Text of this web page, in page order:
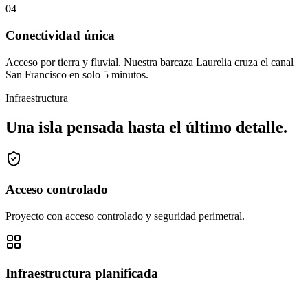
04
Conectividad única
Acceso por tierra y fluvial. Nuestra barcaza Laurelia cruza el canal
San Francisco en solo 5 minutos.
Infraestructura
Una isla pensada hasta el último detalle.
Acceso controlado
Proyecto con acceso controlado y seguridad perimetral.
Infraestructura planificada